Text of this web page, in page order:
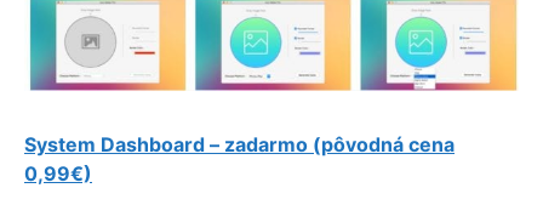
System Dashboard – zadarmo (pôvodná cena
0,99€)